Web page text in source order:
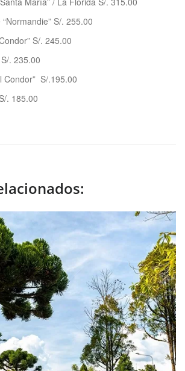
S/. 255.00
S/. 245.00
. 235.00
Condor” S/.195.00
. 185.00